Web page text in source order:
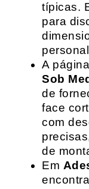
típicas.
para
A
Sob
de
face
com
de
Em